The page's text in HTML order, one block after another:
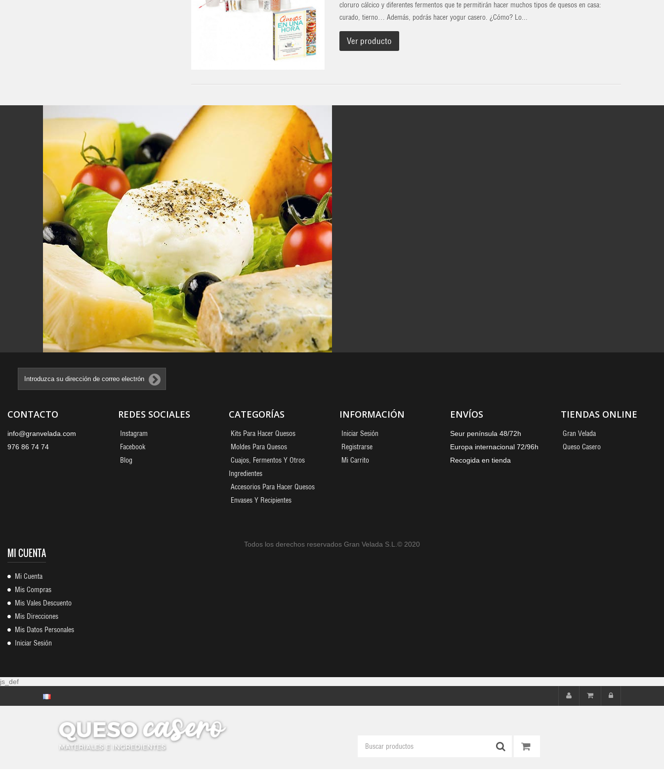
cloruro cálcico y diferentes fermentos que te permitirán hacer muchos tipos de quesos en casa:
curado, tierno… Además, podrás hacer yogur casero. ¿Cómo? Lo...
Ver producto
CONTACTO
info@granvelada.com
976 86 74 74
REDES SOCIALES
Instagram
Facebook
Blog
CATEGORÍAS
Kits Para Hacer Quesos
Moldes Para Quesos
Cuajos, Fermentos Y Otros
Ingredientes
Accesorios Para Hacer Quesos
Envases Y Recipientes
INFORMACIÓN
Iniciar Sesión
Registrarse
Mi Carrito
ENVÍOS
Seur península 48/72h
Europa internacional 72/96h
Recogida en tienda
TIENDAS ONLINE
Gran Velada
Queso Casero
Todos los derechos reservados Gran Velada S.L.© 2020
MI CUENTA
Mi Cuenta
Mis Compras
Mis Vales Descuento
Mis Direcciones
Mis Datos Personales
Iniciar Sesión
js_def